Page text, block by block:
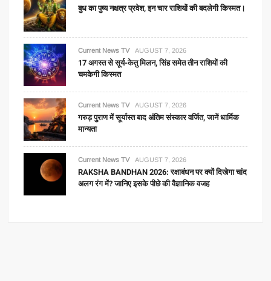
बुध का पुष्य नक्षत्र प्रवेश, इन चार राशियों की बदलेगी किस्मत।
Current News TV AUGUST 7, 2026
17 अगस्त से सूर्य-केतु मिलन, सिंह समेत तीन राशियों की
चमकेगी किस्मत
Current News TV AUGUST 7, 2026
गरुड़ पुराण में सूर्यास्त बाद अंतिम संस्कार वर्जित, जानें धार्मिक
मान्यता
Current News TV AUGUST 7, 2026
RAKSHA BANDHAN 2026: रक्षाबंधन पर क्यों दिखेगा चांद
अलग रंग में? जानिए इसके पीछे की वैज्ञानिक वजह